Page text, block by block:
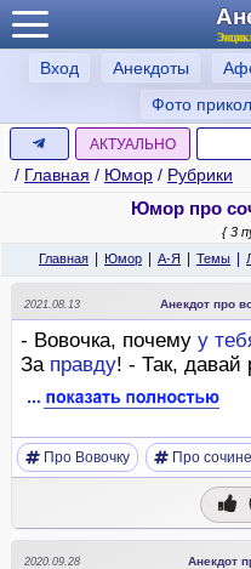
Вход Анекдоты
Фото
АКТУАЛЬНО
/ Главная / Юмор / Рубрики
Юмор про
{ 3
Главная
Юмор А-Я Темы
2021.08.13 Анекдот про
- Вовочка, почему у
За правду! - Так, давай
Про Вовочку Про
2020.09.28 Анекдот